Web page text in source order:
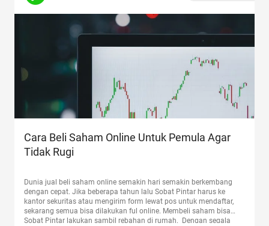
Cara Beli Saham Online Untuk Pemula Agar
Tidak Rugi
Dunia jual beli saham online semakin hari semakin berkembang
dengan cepat. Jika beberapa tahun lalu Sobat Pintar harus ke
kantor sekuritas atau mengirim form lewat pos untuk mendaftar,
sekarang semua bisa dilakukan ful online. Membeli saham bisa
Sobat Pintar lakukan sambil rebahan di rumah. Dengan segala